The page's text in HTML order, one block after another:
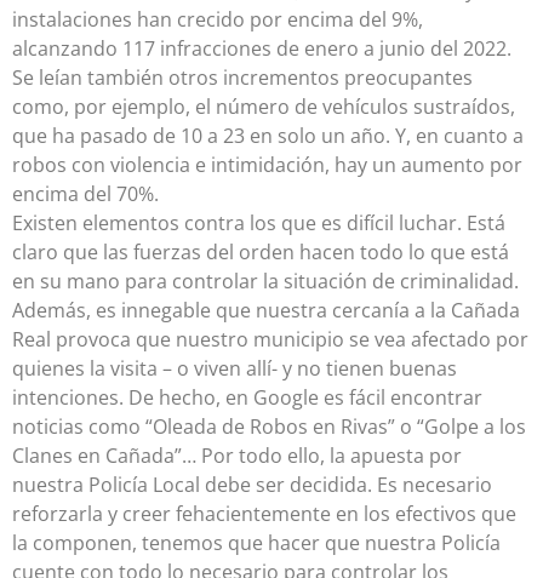
instalaciones han crecido por encima del 9%,
alcanzando 117 infracciones de enero a junio del 2022.
Se leían también otros incrementos preocupantes
como, por ejemplo, el número de vehículos sustraídos,
que ha pasado de 10 a 23 en solo un año. Y, en cuanto a
robos con violencia e intimidación, hay un aumento por
encima del 70%.
Existen elementos contra los que es difícil luchar. Está
claro que las fuerzas del orden hacen todo lo que está
en su mano para controlar la situación de criminalidad.
Además, es innegable que nuestra cercanía a la Cañada
Real provoca que nuestro municipio se vea afectado por
quienes la visita – o viven allí- y no tienen buenas
intenciones. De hecho, en Google es fácil encontrar
noticias como “Oleada de Robos en Rivas” o “Golpe a los
Clanes en Cañada”… Por todo ello, la apuesta por
nuestra Policía Local debe ser decidida. Es necesario
reforzarla y creer fehacientemente en los efectivos que
la componen, tenemos que hacer que nuestra Policía
cuente con todo lo necesario para controlar los